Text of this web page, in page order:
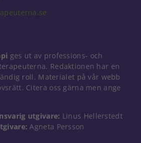
ges ut av professions- och
Redaktionen har en
roll. Materialet på vår webb
Citera oss gärna men ange
utgivare: Linus Hellerstedt
Agneta Persson
Nödvändiga
Dessa kakor
går inte att
behövs för
över huvud